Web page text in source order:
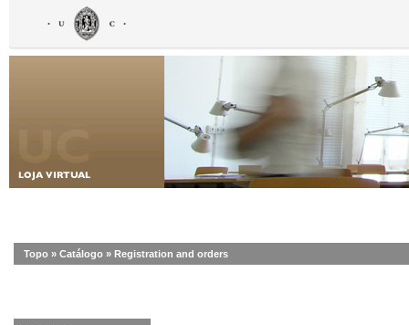
Topo » Catálogo » Registration and orders